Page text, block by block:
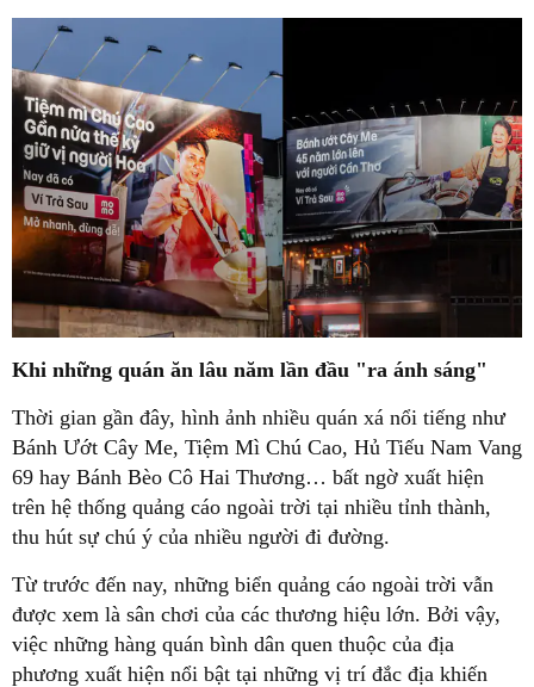
Khi những quán ăn lâu năm lần đầu "ra ánh sáng"
Thời gian gần đây, hình ảnh nhiều quán xá nổi tiếng như
Bánh Ướt Cây Me, Tiệm Mì Chú Cao, Hủ Tiếu Nam Vang
69 hay Bánh Bèo Cô Hai Thương… bất ngờ xuất hiện
trên hệ thống quảng cáo ngoài trời tại nhiều tỉnh thành,
thu hút sự chú ý của nhiều người đi đường.
Từ trước đến nay, những biển quảng cáo ngoài trời vẫn
được xem là sân chơi của các thương hiệu lớn. Bởi vậy,
việc những hàng quán bình dân quen thuộc của địa
phương xuất hiện nổi bật tại những vị trí đắc địa khiến